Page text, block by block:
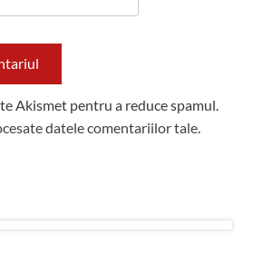
Akismet pentru a reduce spamul.
datele comentariilor tale.